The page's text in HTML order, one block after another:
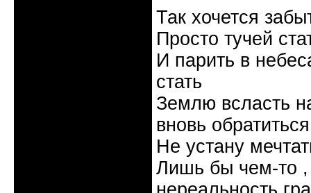
Так хочется
Просто тучей
И парить в
стать
Землю всласть
вновь обратиться
Не устану
Лишь бы чем-то ,